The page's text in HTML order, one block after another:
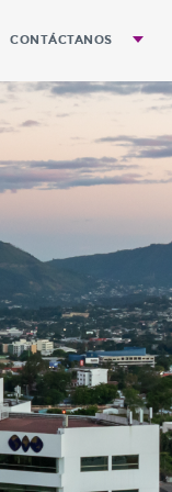
futuro próximo
cultura Quálitas
CONTÁCTANOS
Quejas y Sugerencias
Denuncias
Oficinas